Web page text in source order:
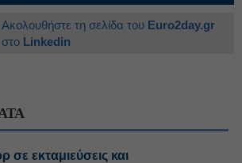
Ακολουθήστε τη σελίδα του Euro2day.gr
στο Linkedin
εκταμιεύσεις και